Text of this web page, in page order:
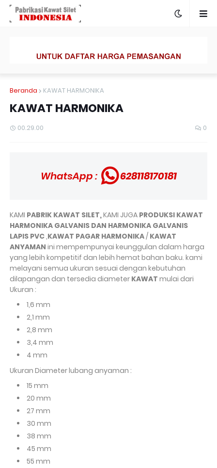
Beranda KAWAT HARMONIKA
KAWAT HARMONIKA
00.29.00 0
WhatsApp : 628118170181
KAMI PABRIK KAWAT SILET,KAMI JUGA PRODUKSI KAWAT
HARMONIKA GALVANIS DAN HARMONIKA GALVANIS
LAPIS PVC,KAWAT PAGAR HARMONIKA/ KAWAT
ANYAMAN ini mempempunyai keunggulan dalam harga
yang lebih kompetitif dan lebih hemat bahan baku. kami
melayani semua ukuran sesuai dengan kebutuhan
dilapangan dan tersedia diameter KAWAT mulai dari
Ukuran :
1,6 mm
2,1 mm
2,8 mm
3,4 mm
4 mm
Ukuran Diameter lubang anyaman :
15 mm
20 mm
27 mm
30 mm
38 mm
45 mm
55 mm